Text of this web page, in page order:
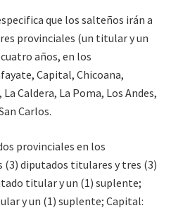
que los salteños irán a
provinciales (un titular y un
años, en los
Capital, Chicoana,
Caldera, La Poma, Los Andes,
Carlos.
provinciales en los
diputados titulares y tres (3)
titular y un (1) suplente;
y un (1) suplente; Capital: